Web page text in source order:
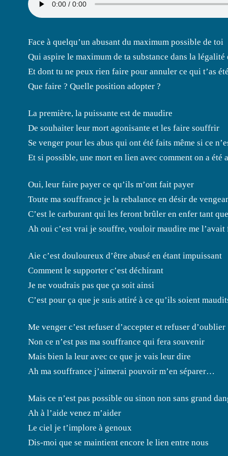
Face à quelqu’un abusant du maximum possible de toi
Qui aspire le maximum de ta substance dans la légalité
Et dont tu ne peux rien faire pour annuler ce qui t’as
Que faire ? Quelle position adopter ?
La première, la puissante est de maudire
De souhaiter leur mort agonisante et les faire souffrir
Se venger pour les abus qui ont été faits même si ce
Et si possible, une mort en lien avec comment on a été
Oui, leur faire payer ce qu’ils m’ont fait payer
Toute ma souffrance je la rebalance en désir de
C’est le carburant qui les feront brûler en enfer tant
Ah oui c’est vrai je souffre, vouloir maudire me
Aie c’est douloureux d’être abusé en étant impuissant
Comment le supporter c’est déchirant
Je ne voudrais pas que ça soit ainsi
C’est pour ça que je suis attiré à ce qu’ils soient
Me venger c’est refuser d’accepter et refuser d’oublier
Non ce n’est pas ma souffrance qui fera souvenir
Mais bien la leur avec ce que je vais leur dire
Ah ma souffrance j’aimerai pouvoir m’en séparer…
Mais ce n’est pas possible ou sinon non sans grand
Ah à l’aide venez m’aider
Le ciel je t’implore à genoux
Dis-moi que se maintient encore le lien entre nous